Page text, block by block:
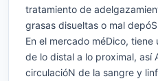
tratamiento de
grasas disueltas o mal
En el mercado méDico,
de lo distal a lo proximal, así
circulacióN de la sangre y